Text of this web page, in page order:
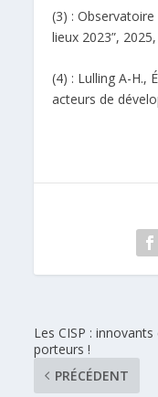
(3) : Observatoire
lieux 2023”,
(4) : Lulling A-H.,
acteurs de
Les CISP : innovants
porteurs !
PRÉCÉDENT